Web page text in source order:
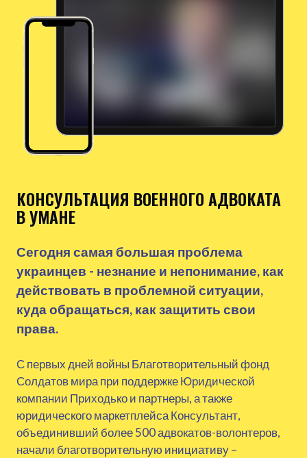
КОНСУЛЬТАЦИЯ ВОЕННОГО АДВОКАТА
В УМАНЕ
Сегодня самая большая проблема
украинцев - незнание и непонимание, как
действовать в проблемной ситуации,
куда обращаться, как защитить свои
права.
С первых дней войны Благотворительный фонд
Солдатов мира при поддержке Юридической
компании Приходько и партнеры, а также
юридического маркетплейса Консультант,
объединивший более 500 адвокатов-волонтеров,
начали благотворительную инициативу –